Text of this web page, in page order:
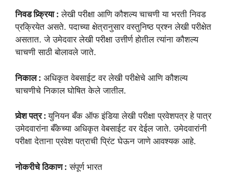
निवड प्र्क्रिया : लेखी परीक्षा आणि कौशल्य चाचणी या भरती निवड
प्रक्रियेत असते. पदाच्या क्षेत्रानुसार वस्तुनिष्ठ प्रश्न लेखी परीक्षेत
असतात. जे उमेदवार लेखी परीक्षा उत्तीर्ण होतील त्यांना कौशल्य
चाचणी साठी बोलावले जाते.
निकाल : अधिकृत वेबसाईट वर लेखी परीक्षेचे आणि कौशल्य
चाचणीचे निकाल घोषित केले जातील.
प्र्वेश पत्र :युनियन बँक ऑफ इंडिया लेखी परीक्षा प्रवेशपत्र हे पात्र
उमेदवारांना बँकेच्या अधिकृत वेबसाईट वर देईल जाते. उमेदवारांनी
परीक्षा देताना प्रवेश पत्राची प्रिंट घेऊन जाणे आवश्यक आहे.
नोकरीचे ठिकाण : संपूर्ण भारत